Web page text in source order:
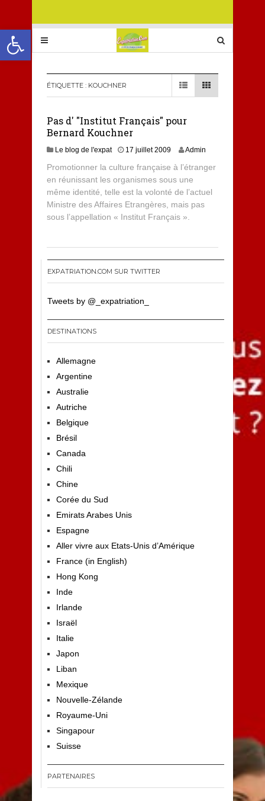
Ouvrir la barre d’outils
ÉTIQUETTE : KOUCHNER
Pas d' "Institut Français" pour
Bernard Kouchner
Le blog de l'expat 17 juillet 2009 Admin
Promotionner la culture française à l’étranger
en réunissant les organismes sous une
même identité, telle est la volonté de l’actuel
Ministre des Affaires Etrangères, mais pas
sous l’appellation « Institut Français ».
EXPATRIATION.COM SUR TWITTER
Tweets by @_expatriation_
DESTINATIONS
Allemagne
Argentine
Australie
Autriche
Belgique
Brésil
Canada
Chili
Chine
Corée du Sud
Emirats Arabes Unis
Espagne
Aller vivre aux Etats-Unis d’Amérique
France (in English)
Hong Kong
Inde
Irlande
Israël
Italie
Japon
Liban
Mexique
Nouvelle-Zélande
Royaume-Uni
Singapour
Suisse
PARTENAIRES